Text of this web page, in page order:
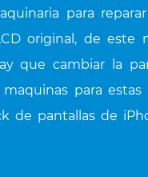
para
original, de este
que cambiar la
para estas
de pantallas de